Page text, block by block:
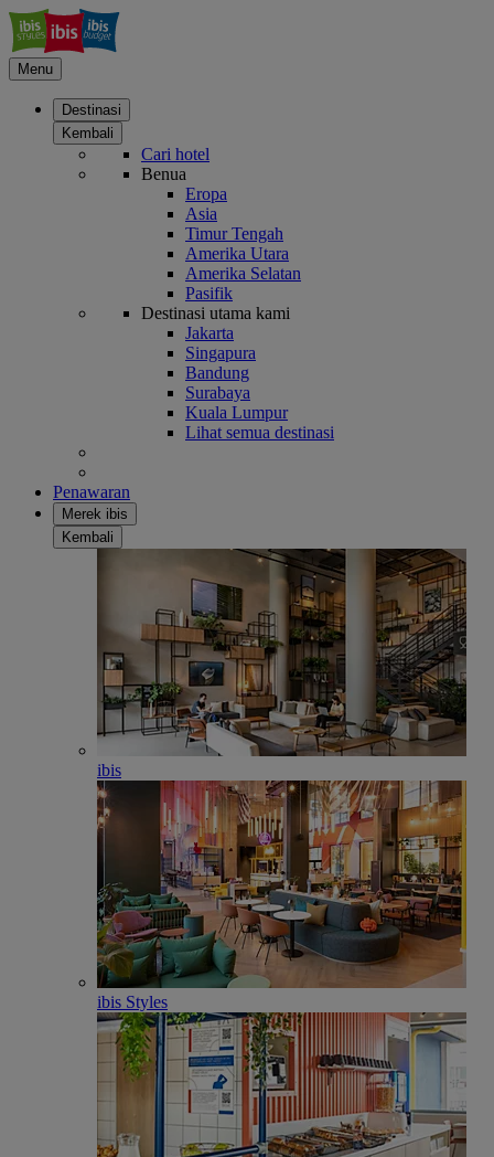
Menu
Destinasi
Kembali
Cari hotel
Benua
Eropa
Asia
Timur Tengah
Amerika Utara
Amerika Selatan
Pasifik
Destinasi utama kami
Jakarta
Singapura
Bandung
Surabaya
Kuala Lumpur
Lihat semua destinasi
Penawaran
Merek ibis
Kembali
ibis
ibis Styles